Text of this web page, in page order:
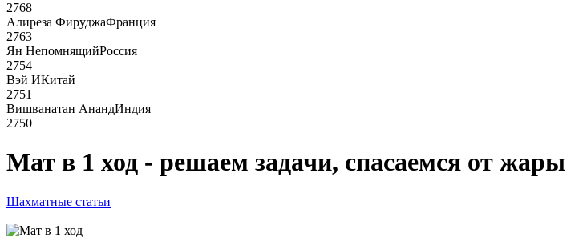
2768
Алиреза ФируджаФранция
2763
Ян НепомнящийРоссия
2754
Вэй ИКитай
2751
Вишванатан АнандИндия
2750
Мат в 1 ход - решаем задачи, спасаемся от жары
Шахматные статьи